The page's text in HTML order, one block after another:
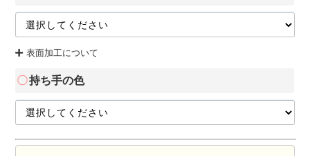
表面加工について
持ち手の色